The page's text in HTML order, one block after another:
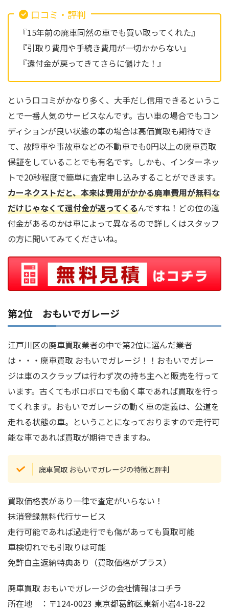
口コミ・評判
『15年前の廃車同然の車でも買い取ってくれた』
『引取り費用や手続き費用が一切かからない』
『還付金が戻ってきてさらに儲けた！』
という口コミがかなり多く、大手だし信用できるというこ
とで一番人気のサービスなんです。古い車の場合でもコン
ディションが良い状態の車の場合は高価買取も期待でき
て、故障車や事故車などの不動車でも0円以上の廃車買取
保証をしていることでも有名です。しかも、インターネッ
トで20秒程度で簡単に査定申し込みすることができます。
カーネクストだと、本来は費用がかかる廃車費用が無料な
だけじゃなくて還付金が返ってくるんですね！どの位の還
付金があるのかは車によって異なるので詳しくはスタッフ
の方に聞いてみてくださいね。
第2位 おもいでガレージ
江戸川区の廃車買取業者の中で第2位に選んだ業者
は・・・廃車買取 おもいでガレージ！！おもいでガレー
ジは車のスクラップは行わず次の持ち主へと販売を行って
います。古くてもボロボロでも動く車であれば買取を行っ
てくれます。おもいでガレージの動く車の定義は、公道を
走れる状態の車。ということになっておりますので走行可
能な車であれば買取が期待できますね。
廃車買取 おもいでガレージの特徴と評判
買取価格表があり一律で査定がいらない！
抹消登録無料代行サービス
走行可能であれば過走行でも傷があっても買取可能
車検切れでも引取りは可能
免許自主返納特典あり（買取価格がプラス）
廃車買取 おもいでガレージの会社情報はコチラ
所在地 ：〒124-0023 東京都葛飾区東新小岩4-18-22